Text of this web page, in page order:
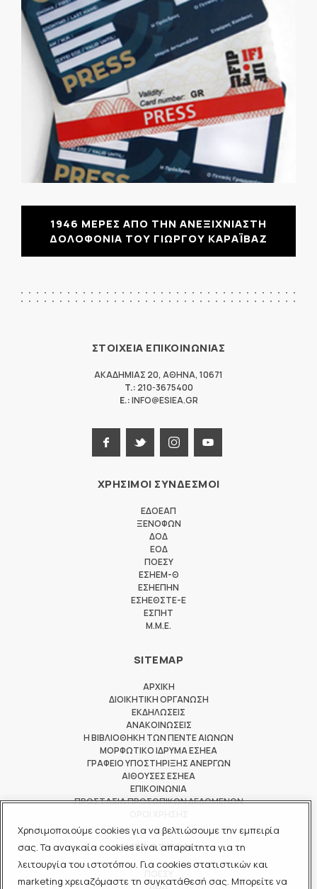
Χρησιμοποιούμε cookies για να βελτιώσουμε την εμπειρία
σας. Τα αναγκαία cookies είναι απαραίτητα για τη
λειτουργία του ιστοτόπου. Για cookies στατιστικών και
marketing χρειαζόμαστε τη συγκατάθεσή σας. Μπορείτε να
1946 ΜΕΡΕΣ ΑΠΟ ΤΗΝ ΑΝΕΞΙΧΝΙΑΣΤΗ
ΔΟΛΟΦΟΝΙΑ ΤΟΥ ΓΙΩΡΓΟΥ ΚΑΡΑΪΒΑΖ
ΣΤΟΙΧΕΙΑ ΕΠΙΚΟΙΝΩΝΙΑΣ
ΑΚΑΔΗΜΙΑΣ 20, ΑΘΗΝΑ, 10671
T.: 210-3675400
E.:INFO@ESIEA.GR
ΧΡΗΣΙΜΟΙ ΣΥΝΔΕΣΜΟΙ
ΕΔΟΕΑΠ
ΞΕΝΟΦΩΝ
ΔΟΔ
ΕΟΔ
ΠΟΕΣΥ
ΕΣΗΕΜ-Θ
ΕΣΗΕΠΗΝ
ΕΣΗΕΘΣΤΕ-Ε
ΕΣΠΗΤ
M.M.E.
SITEMAP
ΑΡΧΙΚΗ
ΔΙΟΙΚΗΤΙΚΗ ΟΡΓΑΝΩΣΗ
ΕΚΔΗΛΩΣΕΙΣ
ΑΝΑΚΟΙΝΩΣΕΙΣ
Η ΒΙΒΛΙΟΘΗΚΗ ΤΩΝ ΠΕΝΤΕ ΑΙΩΝΩΝ
ΜΟΡΦΩΤΙΚΟ ΙΔΡΥΜΑ ΕΣΗΕΑ
ΓΡΑΦΕΙΟ ΥΠΟΣΤΗΡΙΞΗΣ ΑΝΕΡΓΩΝ
ΑΙΘΟΥΣΕΣ ΕΣΗΕΑ
ΕΠΙΚΟΙΝΩΝΙΑ
ΠΡΟΣΤΑΣΙΑ ΠΡΟΣΩΠΙΚΩΝ ΔΕΔΟΜΕΝΩΝ
ΜΕΛΟΣ ΤΩΝ
ΔΟΔ